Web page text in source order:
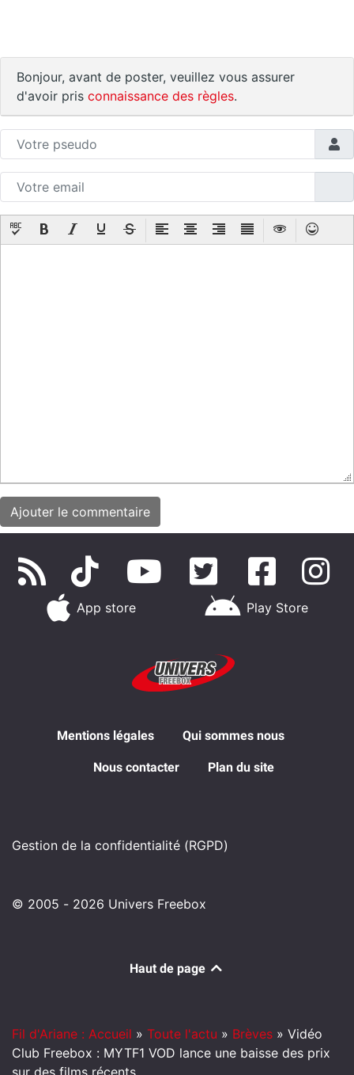
Bonjour, avant de poster, veuillez vous assurer
d'avoir pris connaissance des règles.
App store Play Store
Mentions légales Qui sommes nous
Nous contacter Plan du site
Gestion de la confidentialité (RGPD)
© 2005 - 2026 Univers Freebox
Haut de page
Fil d'Ariane : Accueil » Toute l'actu » Brèves » Vidéo
Club Freebox : MYTF1 VOD lance une baisse des prix